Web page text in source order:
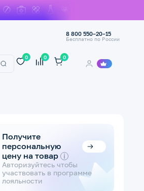
8 800 550–20–15
Бесплатно по России
0 0 0
Получите
персональную
цену на товар i
Авторизуйтесь чтобы
участвовать в программе
лояльности